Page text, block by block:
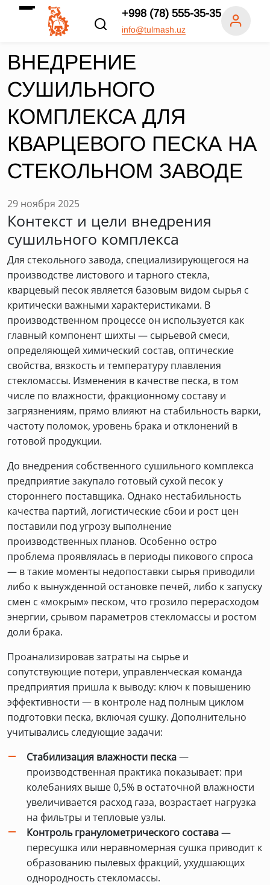
+998 (78) 555-35-35
info@tulmash.uz
ВНЕДРЕНИЕ
СУШИЛЬНОГО
КОМПЛЕКСА ДЛЯ
КВАРЦЕВОГО ПЕСКА НА
СТЕКОЛЬНОМ ЗАВОДЕ
29 ноября 2025
Контекст и цели внедрения
сушильного комплекса
Для стекольного завода, специализирующегося на
производстве листового и тарного стекла,
кварцевый песок является базовым видом сырья с
критически важными характеристиками. В
производственном процессе он используется как
главный компонент шихты — сырьевой смеси,
определяющей химический состав, оптические
свойства, вязкость и температуру плавления
стекломассы. Изменения в качестве песка, в том
числе по влажности, фракционному составу и
загрязнениям, прямо влияют на стабильность варки,
частоту поломок, уровень брака и отклонений в
готовой продукции.
До внедрения собственного сушильного комплекса
предприятие закупало готовый сухой песок у
стороннего поставщика. Однако нестабильность
качества партий, логистические сбои и рост цен
поставили под угрозу выполнение
производственных планов. Особенно остро
проблема проявлялась в периоды пикового спроса
— в такие моменты недопоставки сырья приводили
либо к вынужденной остановке печей, либо к запуску
смен с «мокрым» песком, что грозило перерасходом
энергии, срывом параметров стекломассы и ростом
доли брака.
Проанализировав затраты на сырье и
сопутствующие потери, управленческая команда
предприятия пришла к выводу: ключ к повышению
эффективности — в контроле над полным циклом
подготовки песка, включая сушку. Дополнительно
учитывались следующие задачи:
Стабилизация влажности песка—
производственная практика показывает: при
колебаниях выше 0,5% в остаточной влажности
увеличивается расход газа, возрастает нагрузка
на фильтры и тепловые узлы.
Контроль гранулометрического состава—
пересушка или неравномерная сушка приводит к
образованию пылевых фракций, ухудшающих
однородность стекломассы.